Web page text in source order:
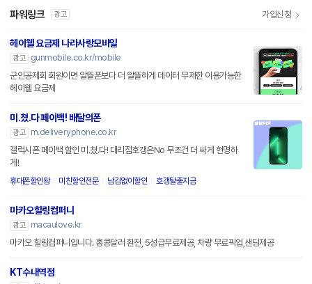
파워링크 광고 가입신청
헤이웰 요금제 나라사랑모바일
광고
gunmobile.co.kr/mobile
군인공제회 회원이면 알뜰폰보다 더 알뜰하게 데이터 무제한 이용가능한
헤이웰 요금제
미.쳤.다 페이백! 배달의폰
광고
m.deliveryphone.co.kr
갤럭시폰 페이백 할인 미.쳤.다! 대리점호갱은No 무조건 더 싸게 현명하
게!
휴대폰할인왕 미친할인전문 남김없이할인 호갱탈출지금
마카오힐링컴퍼니
광고
macaulove.kr
마카오 힐링컴퍼니입니다. 홍콩달러 환전, 5성급무료제공, 차량 무료픽업,샌딩제공
KT수내역점